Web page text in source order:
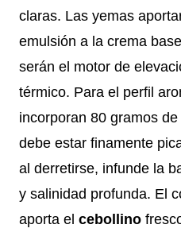
claras. Las yemas
emulsión a la crema
serán el motor de
térmico. Para el perfil
incorporan 80 gramos
debe estar finamente
al derretirse, infunde la
y salinidad profunda. El
aporta el cebollino